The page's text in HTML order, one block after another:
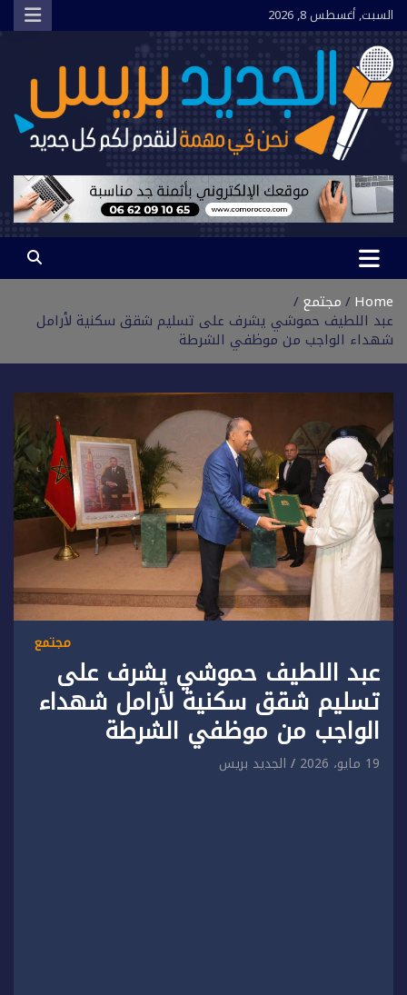
Skip
to
content
السبت, أغسطس 8, 2026
الجديد بريس
نحن في مهمة لنقدم لكم كل جديد
Home مجتمع
عبد اللطيف حموشي يشرف على تسليم شقق سكنية لأرامل
شهداء الواجب من موظفي الشرطة
مجتمع
عبد اللطيف حموشي يشرف على
تسليم شقق سكنية لأرامل شهداء
الواجب من موظفي الشرطة
19 مايو، 2026 الجديد بريس